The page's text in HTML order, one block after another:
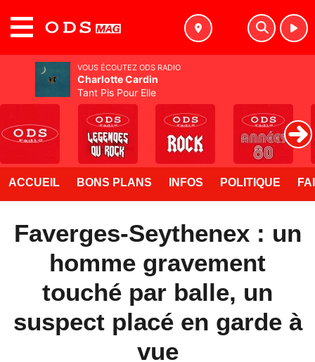
ACCUEIL BONS PLANS INFOS POLITIQUE
Faverges-Seythenex : un
homme gravement
touché par balle, un
suspect placé en garde à
vue
VOUS ÉCOUTEZ ODS RADIO
Charlotte Cardin
Tant Pis Pour Elle